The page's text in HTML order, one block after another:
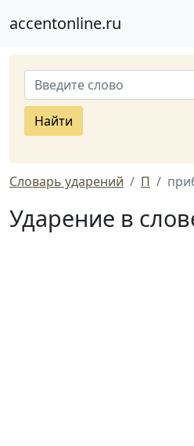
accentonline.ru
Найти
Словарь ударений П
Ударение в